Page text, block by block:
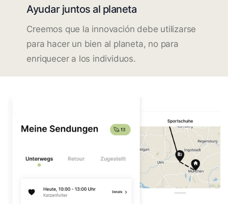
Ayudar juntos al planeta
Creemos que la innovación debe utilizarse
para hacer un bien al planeta, no para
enriquecer a los individuos.